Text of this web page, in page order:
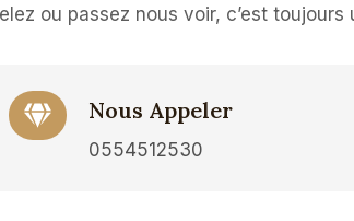
ou passez nous voir, c’est
Nous Appeler
0554512530